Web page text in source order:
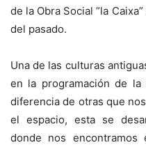
de la Obra Social ”la
del pasado.
Una de las culturas
en la programación de
diferencia de otras que
el espacio, esta se
donde nos